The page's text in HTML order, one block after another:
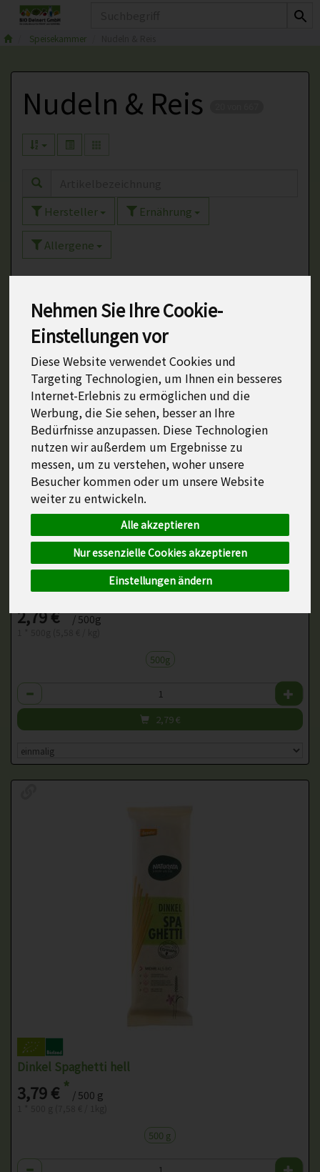
Nehmen Sie Ihre Cookie-
Einstellungen vor
Diese Website verwendet Cookies und
Targeting Technologien, um Ihnen ein besseres
Internet-Erlebnis zu ermöglichen und die
Werbung, die Sie sehen, besser an Ihre
Bedürfnisse anzupassen. Diese Technologien
nutzen wir außerdem um Ergebnisse zu
messen, um zu verstehen, woher unsere
Besucher kommen oder um unsere Website
weiter zu entwickeln.
Alle akzeptieren
Nur essenzielle Cookies akzeptieren
Einstellungen ändern
Speisekammer
Nudeln & Reis
Hersteller Ernährung
Allergene
Bauernspätzle 500g
2,79 €* / 500g
500g
Anzahl
2,79€
Dinkel Spaghetti hell
3,79 €* / 500 g
500 g
Anzahl